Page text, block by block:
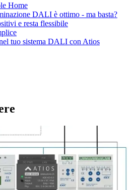
Home
DALI è ottimo - ma basta?
e resta flessibile
tuo sistema DALI con Atios